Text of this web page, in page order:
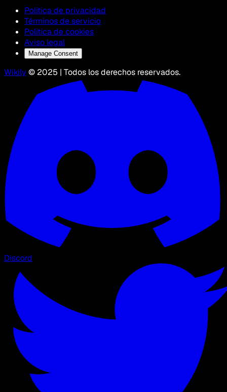
Política de privacidad
Términos de servicio
Política de cookies
Aviso legal
Manage Consent
Wikily © 2025 | Todos los derechos reservados.
Discord